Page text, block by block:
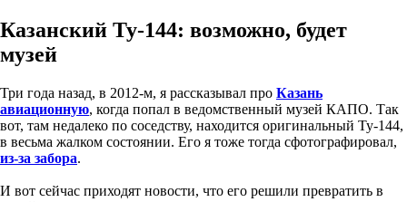
Казанский Ту-144: возможно, будет
музей
Три года назад, в 2012-м, я рассказывал про Казань
авиационную, когда попал в ведомственный музей КАПО. Так
вот, там недалеко по соседству, находится оригинальный Ту-144,
в весьма жалком состоянии. Его я тоже тогда сфотографировал,
из-за забора.
И вот сейчас приходят новости, что его решили превратить в